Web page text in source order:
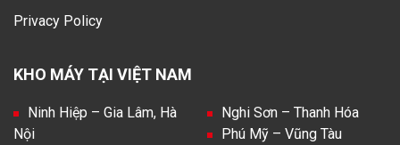
Privacy Policy
KHO MÁY TẠI VIỆT NAM
Ninh Hiệp – Gia Lâm, Hà
Nội
Nghi Sơn – Thanh Hóa
Phú Mỹ – Vũng Tàu